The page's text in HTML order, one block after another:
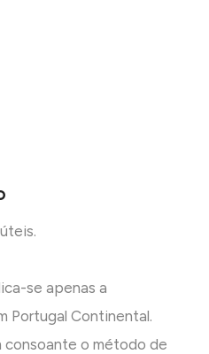
se apenas a
Portugal Continental.
consoante o método de